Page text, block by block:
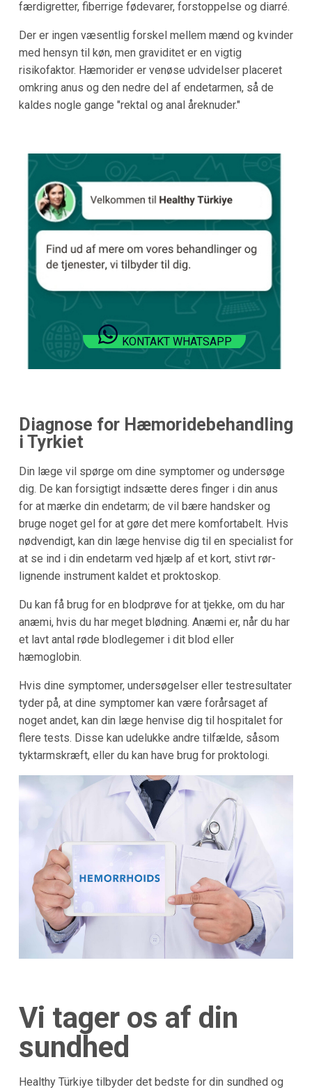
færdigretter, fiberrige fødevarer, forstoppelse og diarré.
Der er ingen væsentlig forskel mellem mænd og kvinder
med hensyn til køn, men graviditet er en vigtig
risikofaktor. Hæmorider er venøse udvidelser placeret
omkring anus og den nedre del af endetarmen, så de
kaldes nogle gange "rektal og anal åreknuder."
KONTAKT WHATSAPP
Diagnose for Hæmoridebehandling
i Tyrkiet
Din læge vil spørge om dine symptomer og undersøge
dig. De kan forsigtigt indsætte deres finger i din anus
for at mærke din endetarm; de vil bære handsker og
bruge noget gel for at gøre det mere komfortabelt. Hvis
nødvendigt, kan din læge henvise dig til en specialist for
at se ind i din endetarm ved hjælp af et kort, stivt rør-
lignende instrument kaldet et proktoskop.
Du kan få brug for en blodprøve for at tjekke, om du har
anæmi, hvis du har meget blødning. Anæmi er, når du har
et lavt antal røde blodlegemer i dit blod eller
hæmoglobin.
Hvis dine symptomer, undersøgelser eller testresultater
tyder på, at dine symptomer kan være forårsaget af
noget andet, kan din læge henvise dig til hospitalet for
flere tests. Disse kan udelukke andre tilfælde, såsom
tyktarmskræft, eller du kan have brug for proktologi.
Vi tager os af din
sundhed
Healthy Türkiye tilbyder det bedste for din sundhed og